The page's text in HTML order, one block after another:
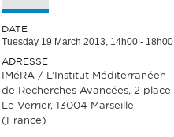
DATE
Tuesday 19 March 2013, 14h00 - 18h00
ADRESSE
IMéRA / L’Institut Méditerranéen
de Recherches Avancées, 2 place
Le Verrier, 13004 Marseille -
(France)